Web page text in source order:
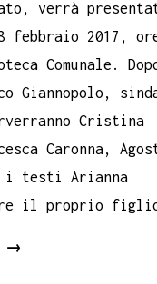
verrà
febbraio 2017,
Comunale.
Giannopolo,
Cristina
Caronna,
i testi Arianna
il proprio
Ho
→